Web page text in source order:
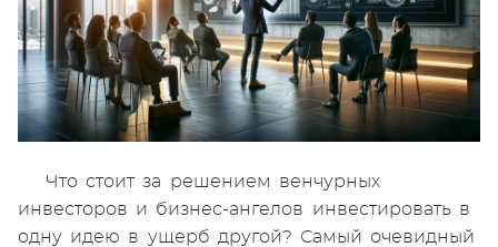
Что стоит за решением венчурных
инвесторов и бизнес-ангелов инвестировать в
одну идею в ущерб другой? Самый очевидный